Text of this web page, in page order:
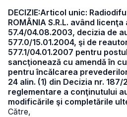
DECIZIE:Articol unic:
ROMÂNIA S.R.L. având
57.4/04.08.2003, decizia de
577.0/15.01.2004, şi de
577.1/04.01.2007 pentru
sancţionează cu amendă în
pentru încălcarea
24 alin. (1) din Decizia nr.
reglementare a conţinutului
modificările şi completările
Către,